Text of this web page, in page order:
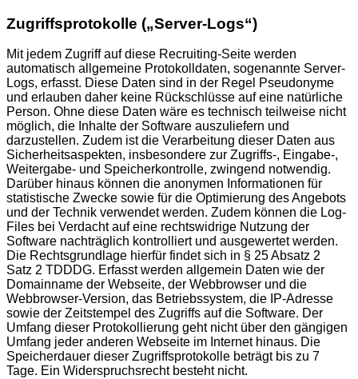
Zugriffsprotokolle („Server-Logs“)
Mit jedem Zugriff auf diese Recruiting-Seite werden
automatisch allgemeine Protokolldaten, sogenannte Server-
Logs, erfasst. Diese Daten sind in der Regel Pseudonyme
und erlauben daher keine Rückschlüsse auf eine natürliche
Person. Ohne diese Daten wäre es technisch teilweise nicht
möglich, die Inhalte der Software auszuliefern und
darzustellen. Zudem ist die Verarbeitung dieser Daten aus
Sicherheitsaspekten, insbesondere zur Zugriffs-, Eingabe-,
Weitergabe- und Speicherkontrolle, zwingend notwendig.
Darüber hinaus können die anonymen Informationen für
statistische Zwecke sowie für die Optimierung des Angebots
und der Technik verwendet werden. Zudem können die Log-
Files bei Verdacht auf eine rechtswidrige Nutzung der
Software nachträglich kontrolliert und ausgewertet werden.
Die Rechtsgrundlage hierfür findet sich in § 25 Absatz 2
Satz 2 TDDDG. Erfasst werden allgemein Daten wie der
Domainname der Webseite, der Webbrowser und die
Webbrowser-Version, das Betriebssystem, die IP-Adresse
sowie der Zeitstempel des Zugriffs auf die Software. Der
Umfang dieser Protokollierung geht nicht über den gängigen
Umfang jeder anderen Webseite im Internet hinaus. Die
Speicherdauer dieser Zugriffsprotokolle beträgt bis zu 7
Tage. Ein Widerspruchsrecht besteht nicht.